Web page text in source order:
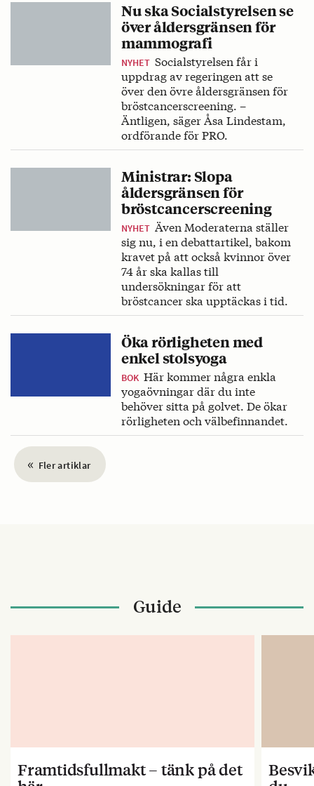
Nu ska Socialstyrelsen se
över åldersgränsen för
mammografi
NYHET Socialstyrelsen får i
uppdrag av regeringen att se
över den övre åldersgränsen för
bröstcancerscreening. –
Äntligen, säger Åsa Lindestam,
ordförande för PRO.
Ministrar: Slopa
åldersgränsen för
bröstcancerscreening
NYHET Även Moderaterna ställer
sig nu, i en debattartikel, bakom
kravet på att också kvinnor över
74 år ska kallas till
undersökningar för att
bröstcancer ska upptäckas i tid.
Öka rörligheten med
enkel stolsyoga
BOK Här kommer några enkla
yogaövningar där du inte
behöver sitta på golvet. De ökar
rörligheten och välbefinnandet.
« Fler artiklar
Guide
Framtidsfullmakt – tänk på det